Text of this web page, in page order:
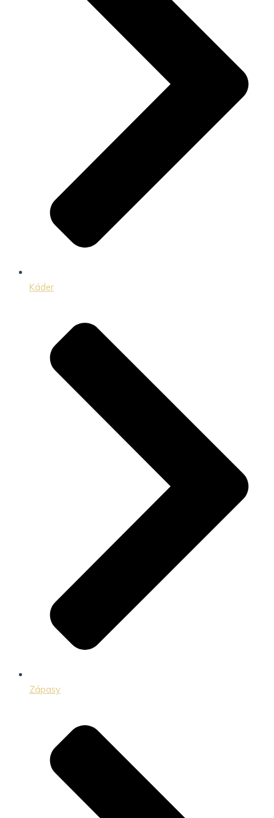
Káder
Zápasy